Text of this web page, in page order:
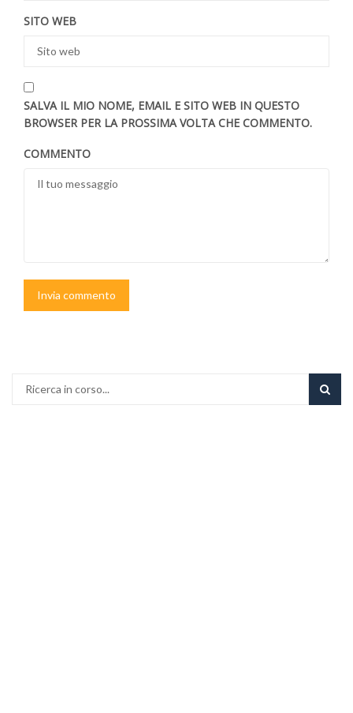
SITO WEB
SALVA IL MIO NOME, EMAIL E SITO WEB IN QUESTO
BROWSER PER LA PROSSIMA VOLTA CHE COMMENTO.
COMMENTO